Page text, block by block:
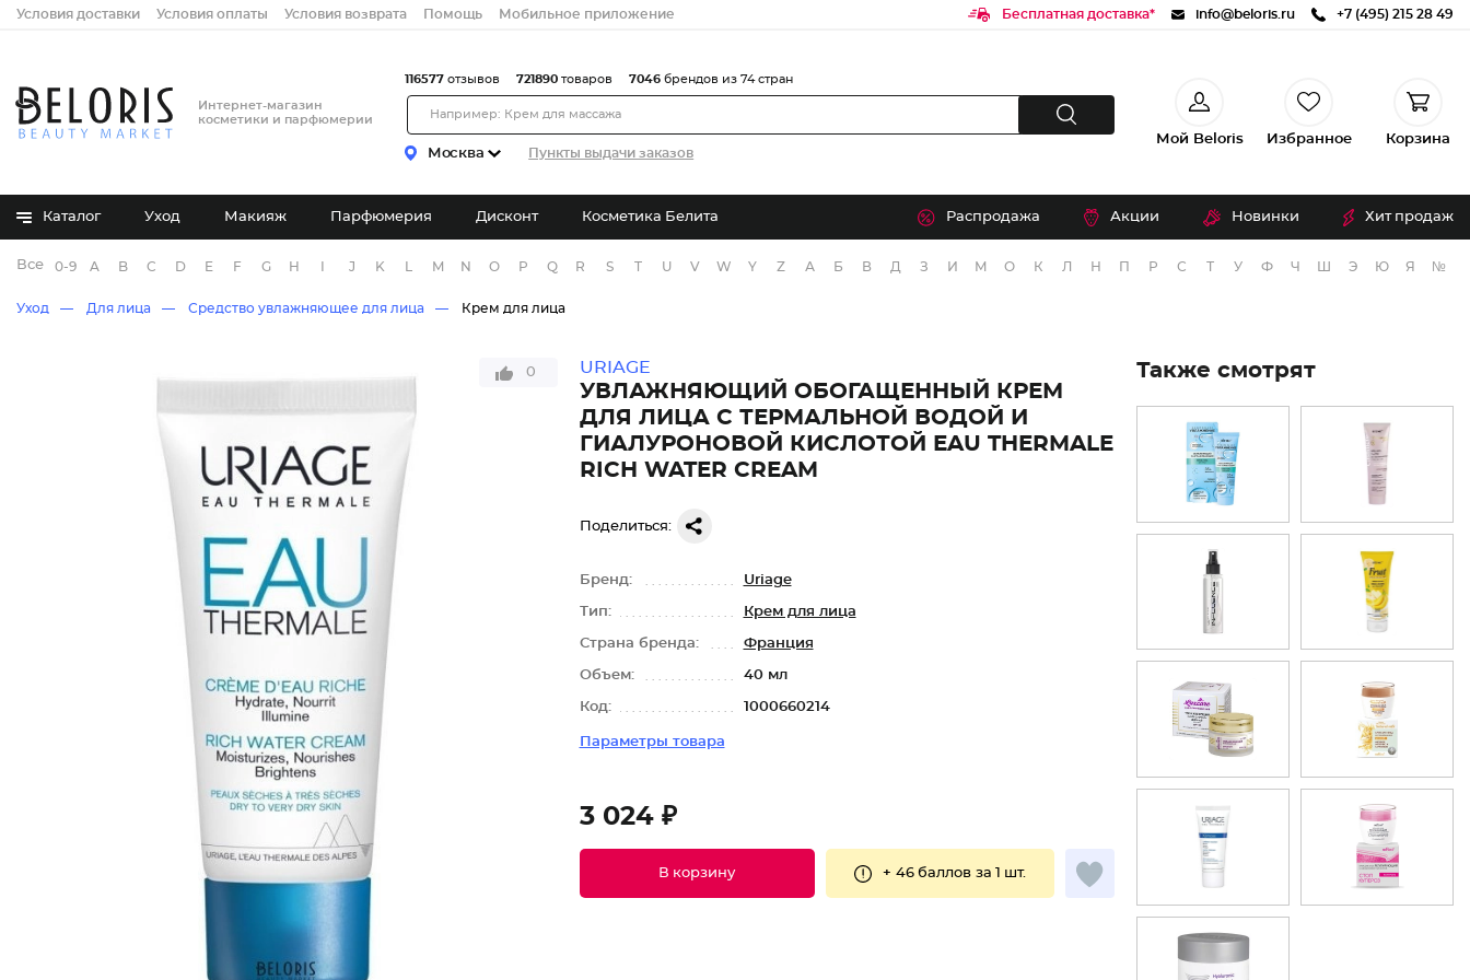
Условия доставки Условия оплаты Условия возврата Помощь Мобильное приложение Бесплатная доставка* info@beloris.ru +7 (495) 215 28 49
Интернет-магазин
косметики и парфюмерии
Москва Пункты выдачи заказов
116577 отзывов 721890 товаров 7046 брендов из 74 стран
Мой Beloris Избранное Корзина
Каталог Уход Макияж Парфюмерия Дисконт Косметика Белита Распродажа Акции Новинки Хит продаж
Все бренды
0-9 A B C D E F G H J K M N O P Q R S T U V W Y Z А Б В Д З И М О К Л Н П Р С Т У Ф Ч Э Ю Я №
Уход Для лица Средство увлажняющее для лица Крем для лица
0 URIAGE
УВЛАЖНЯЮЩИЙ ОБОГАЩЕННЫЙ КРЕМ
ДЛЯ ЛИЦА С ТЕРМАЛЬНОЙ ВОДОЙ И
ГИАЛУРОНОВОЙ КИСЛОТОЙ EAU THERMALE
RICH WATER CREAM
Поделиться:
Бренд: Uriage
Тип: Крем для лица
Страна бренда: Франция
Объем: 40 мл
Код: 1000660214
Параметры товара
3 024 ₽
В корзину + 46 баллов за 1 шт.
Также смотрят